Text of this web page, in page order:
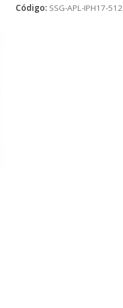
Código: SSG-APL-IPH17-512